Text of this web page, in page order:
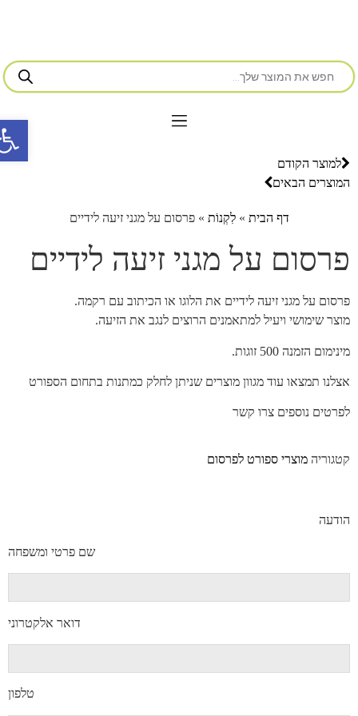
למוצר הקודם
המוצרים הבאים
דף הבית»לִקְנוֹת»פרסום על מגני זיעה לידיים
פרסום על מגני זיעה לידיים
פרסום על מגני זיעה לידיים את הלוגו או הכיתוב עם רקמה.
מוצר שימושי ויעיל למתאמנים הרוצים לנגב את הזיעה.
מינימום הזמנה 500 זוגות.
אצלנו תמצאו עוד מגוון מוצרים שניתן לחלק כמתנות בתחום הספורט
לפרטים נוספים צרו קשר
קטגוריה מוצרי ספורט לפרסום
הודעה
שם פרטי ומשפחה
דואר אלקטרוני
טלפון
פתח